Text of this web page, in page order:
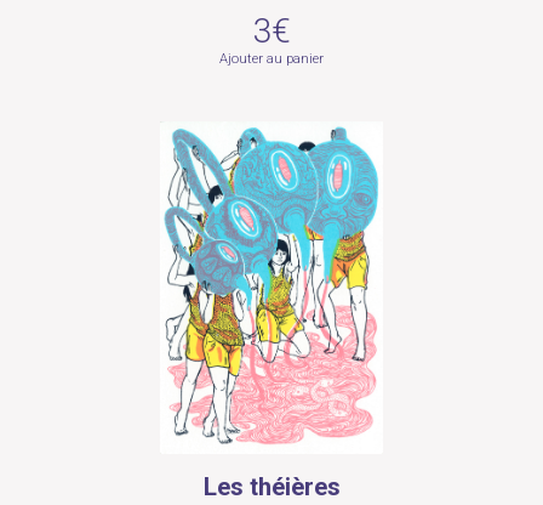
3€
Ajouter au panier
Les théières